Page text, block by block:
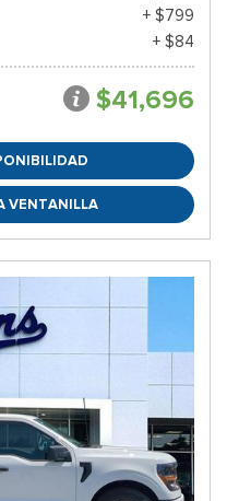
+ $799
+ $84
$41,696
VENTANILLA